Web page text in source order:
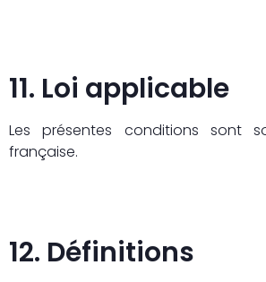
11. Loi applicable
Les présentes conditions sont
française.
12. Définitions